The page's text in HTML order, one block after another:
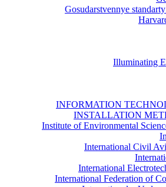
Gosudarstvennye
Illuminating
INFORMATION
INSTALLATION
Institute of Environmental
International Civil
International
International Federation of